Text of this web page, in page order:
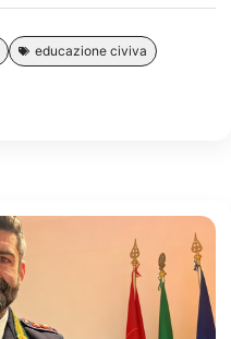
educazione civiva